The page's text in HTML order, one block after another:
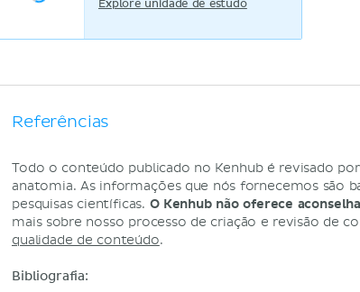
Explore unidade de estudo
Referências
Todo o conteúdo publicado no Kenhub é revisado
anatomia. As informações que nós fornecemos são
pesquisas científicas. O Kenhub não oferece
mais sobre nosso processo de criação e revisão de
qualidade de conteúdo.
Bibliografia: